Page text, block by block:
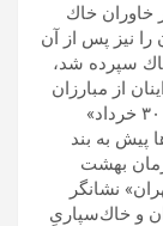
در خاوران خاك
را نیز پس از آن
سپرده شد،
از مبارزان
سرشناس بودند که به دروغ از«عاملان درگيرى ٣٠ خرداد»
پیش به بند
بهشت
نشانگر
و خاك‌سپارىِ